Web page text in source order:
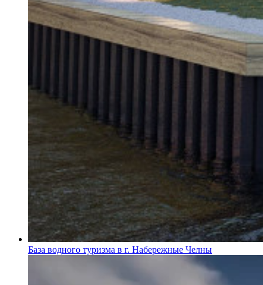
База водного туризма в г. Набережные Челны